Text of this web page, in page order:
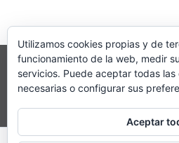
Utilizamos cookies propias y de
funcionamiento de la web, medir
servicios. Puede aceptar todas
necesarias o configurar sus
Aceptar